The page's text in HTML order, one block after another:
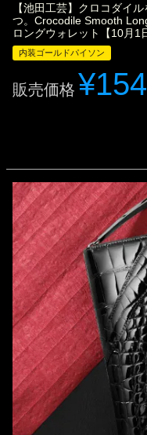
【池田工芸】クロコダイ
つ。Crocodile Smooth
ロングウォレット【10月1
内装ゴールドパイソン
販売価格 ¥